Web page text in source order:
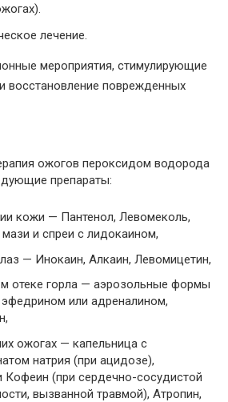
лечение.
мероприятия, стимулирующие
восстановление поврежденных
ожогов пероксидом водорода
препараты:
кожи — Пантенол, Левомеколь,
и спреи с лидокаином,
— Инокаин, Алкаин, Левомицетин,
отеке горла — аэрозольные формы
или адреналином,
ожогах — капельница с
натрия (при ацидозе),
Кофеин (при сердечно-сосудистой
вызванной травмой), Атропин,